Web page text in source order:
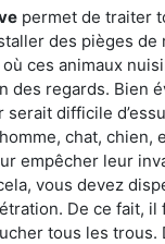
permet de traiter
des pièges de
ces animaux
des regards. Bien
difficile
chat, chien,
empêcher leur
vous devez
De ce fait, il
tous les trous.